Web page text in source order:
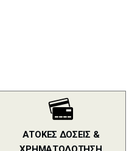
ΑΤΟΚΕΣ ΔΟΣΕΙΣ &